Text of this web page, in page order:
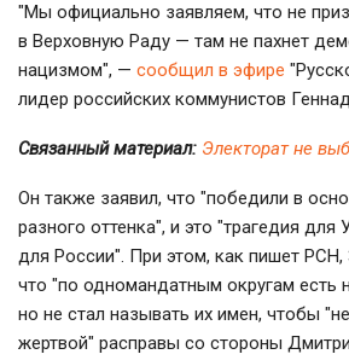
"Мы официально заявляем, что не
в Верховную Раду — там не пахнет
нацизмом", — сообщил в эфире
лидер российских коммунистов
Связанный материал: Электорат не
Он также заявил, что "победили в
разного оттенка", и это "трагедия
для России". При этом, как пишет РСН,
что "по одномандатным округам есть
но не стал называть их имен, чтобы
жертвой" расправы со стороны